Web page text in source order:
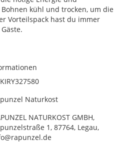
kühl und trocken, um die
Vorteilspack hast du immer
Naturkost
NATURKOST GMBH,
1, 87764, Legau,